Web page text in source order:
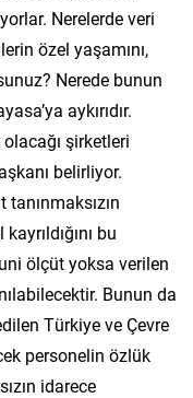
Nerelerde veri
özel yaşamını,
Nerede bunun
aykırıdır.
şirketleri
belirliyor.
bu
ölçüt yoksa verilen
Bunun da
Türkiye ve Çevre
personelin özlük
idarece